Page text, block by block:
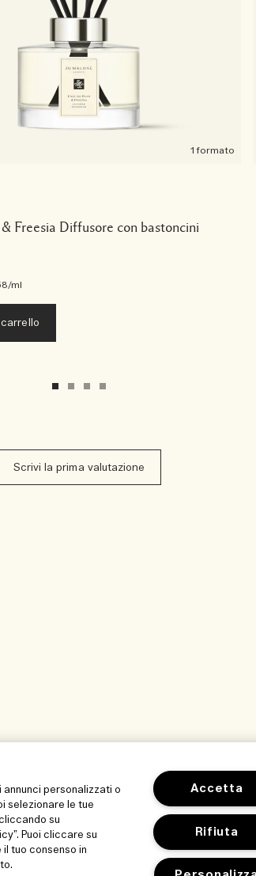
1 formato
& Freesia Diffusore con bastoncini
/ml
Scrivi la prima valutazione
personalizzati o
selezionare le tue
su
Puoi cliccare su
tuo consenso in
Accetta
Rifiuta